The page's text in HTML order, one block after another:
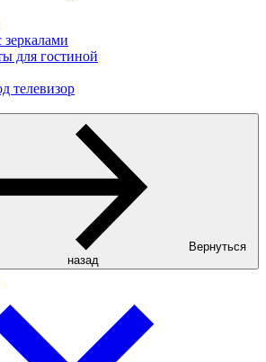
для гостиной
телевизор
Вернуться
назад